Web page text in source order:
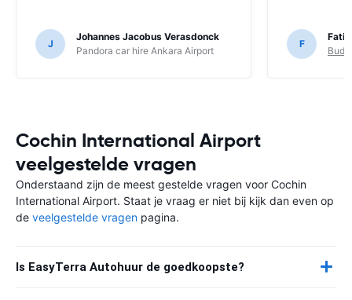
J
Johannes Jacobus Verasdonck
Pandora car hire Ankara Airport
F
Fatih
Cochin International Airport
veelgestelde vragen
Onderstaand zijn de meest gestelde vragen voor Cochin
International Airport. Staat je vraag er niet bij kijk dan even op
de veelgestelde vragen pagina.
Is EasyTerra Autohuur de goedkoopste?